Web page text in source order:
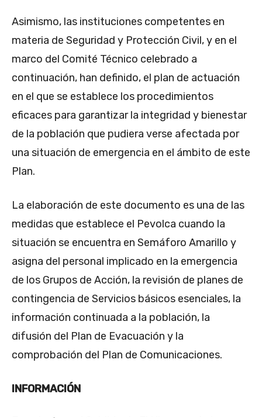
Asimismo, las instituciones competentes en
materia de Seguridad y Protección Civil, y en el
marco del Comité Técnico celebrado a
continuación, han definido, el plan de actuación
en el que se establece los procedimientos
eficaces para garantizar la integridad y bienestar
de la población que pudiera verse afectada por
una situación de emergencia en el ámbito de este
Plan.
La elaboración de este documento es una de las
medidas que establece el Pevolca cuando la
situación se encuentra en Semáforo Amarillo y
asigna del personal implicado en la emergencia
de los Grupos de Acción, la revisión de planes de
contingencia de Servicios básicos esenciales, la
información continuada a la población, la
difusión del Plan de Evacuación y la
comprobación del Plan de Comunicaciones.
INFORMACIÓN